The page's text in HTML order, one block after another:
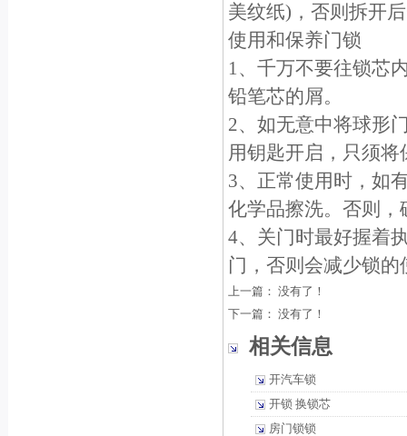
美纹纸)，否则拆开
使用和保养门锁
1、千万不要往锁芯
铅笔芯的屑。
2、如无意中将球形
用钥匙开启，只须
3、正常使用时，如
化学品擦洗。否则
4、关门时最好握着
门，否则会减少锁的
上一篇： 没有了！
下一篇： 没有了！
相关信息
开汽车锁
开锁 换锁芯
房门锁锁